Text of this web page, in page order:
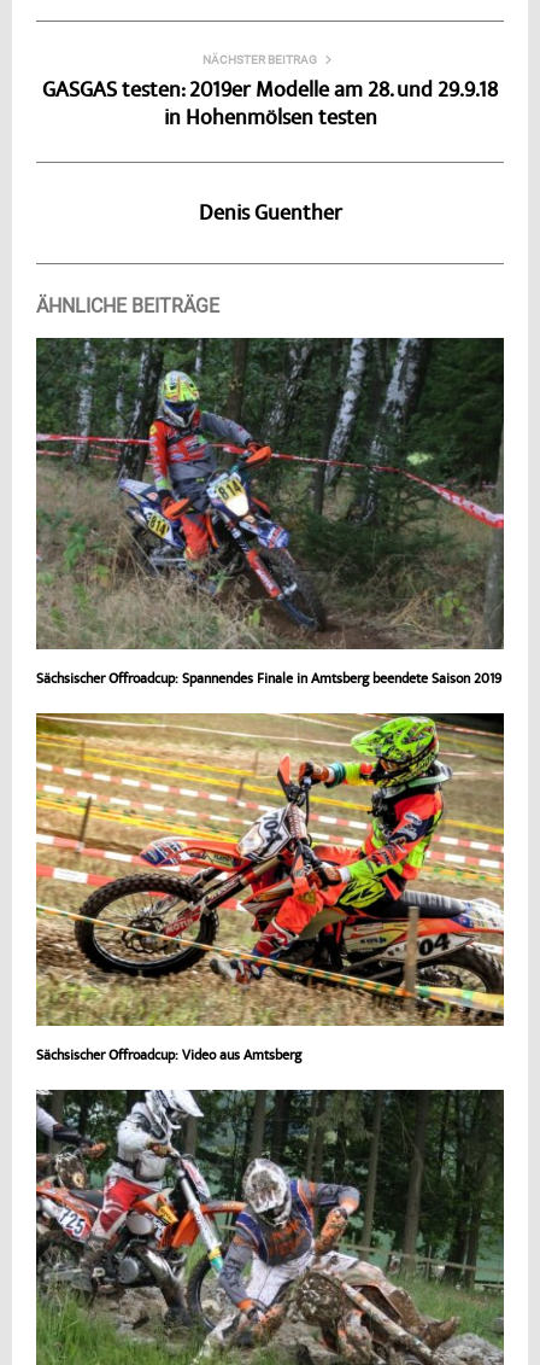
NÄCHSTER BEITRAG
GASGAS testen: 2019er Modelle am 28. und 29.9.18
in Hohenmölsen testen
Denis Guenther
ÄHNLICHE BEITRÄGE
Sächsischer Offroadcup: Spannendes Finale in Amtsberg beendete Saison 2019
Sächsischer Offroadcup: Video aus Amtsberg